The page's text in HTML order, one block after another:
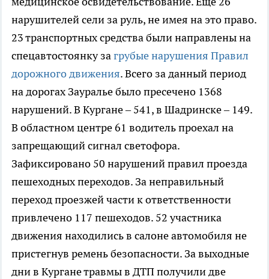
нарушителей сели за руль, не имея на это право.
23 транспортных средства были направлены на
спецавтостоянку загрубые нарушения Правил
дорожного движения. Всего за данный период
на дорогах Зауралье было пресечено 1368
нарушений. В Кургане – 541, в Шадринске – 149.
В областном центре 61 водитель проехал на
запрещающий сигнал светофора.
Зафиксировано 50 нарушений правил проезда
пешеходных переходов. За неправильный
переход проезжей части к ответственности
привлечено 117 пешеходов. 52 участника
движения находились в салоне автомобиля не
пристегнув ремень безопасности. За выходные
дни в Кургане травмы в ДТП получили две